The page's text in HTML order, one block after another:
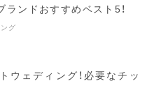
ランドおすすめベスト5！
グ
ウェディング！必要なチッ